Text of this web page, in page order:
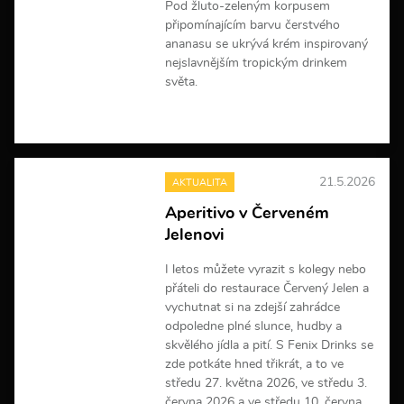
Pod žluto-zeleným korpusem
připomínajícím barvu čerstvého
ananasu se ukrývá krém inspirovaný
nejslavnějším tropickým drinkem
světa.
e
i
f
o
m
a
í
AKTUALITA 21.5.2026
Aperitivo v Červeném
Jelenovi
I letos můžete vyrazit s kolegy nebo
přáteli do restaurace Červený Jelen a
vychutnat si na zdejší zahrádce
odpoledne plné slunce, hudby a
skvělého jídla a pití. S Fenix Drinks se
zde potkáte hned třikrát, a to ve
středu 27. května 2026, ve středu 3.